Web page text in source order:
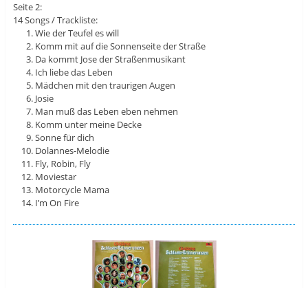
Seite 2:
14 Songs / Trackliste:
Wie der Teufel es will
Komm mit auf die Sonnenseite der Straße
Da kommt Jose der Straßenmusikant
Ich liebe das Leben
Mädchen mit den traurigen Augen
Josie
Man muß das Leben eben nehmen
Komm unter meine Decke
Sonne für dich
Dolannes-Melodie
Fly, Robin, Fly
Moviestar
Motorcycle Mama
I’m On Fire